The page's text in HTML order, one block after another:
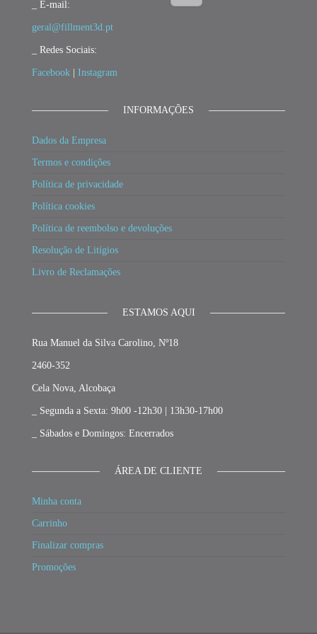
_ E-mail:
geral@fillment3d.pt
_ Redes Sociais:
Facebook Instagram
INFORMAÇÕES
Dados da Empresa
Termos e condições
Política de privacidade
Política cookies
Política de reembolso e devoluções
Resolução de Litígios
Livro de Reclamações
ESTAMOS AQUI
Rua Manuel da Silva Carolino, Nº18
2460-352
Cela Nova, Alcobaça
_ Segunda a Sexta: 9h00 -12h30 | 13h30-17h00
_ Sábados e Domingos: Encerrados
ÁREA DE CLIENTE
Minha conta
Carrinho
Finalizar compras
Promoções